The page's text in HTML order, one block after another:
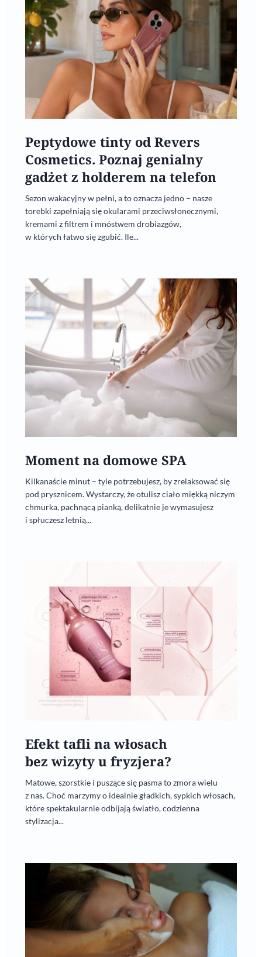
Peptydowe tinty od Revers
Cosmetics. Poznaj genialny
gadżet z holderem na telefon
Sezon wakacyjny w pełni, a to oznacza jedno – nasze
torebki zapełniają się okularami przeciwsłonecznymi,
kremami z filtrem i mnóstwem drobiazgów,
w których łatwo się zgubić. Ile...
Moment na domowe SPA
Kilkanaście minut – tyle potrzebujesz, by zrelaksować się
pod prysznicem. Wystarczy, że otulisz ciało miękką niczym
chmurka, pachnącą pianką, delikatnie je wymasujesz
i spłuczesz letnią...
Efekt tafli na włosach
bez wizyty u fryzjera?
Matowe, szorstkie i puszące się pasma to zmora wielu
z nas. Choć marzymy o idealnie gładkich, sypkich włosach,
które spektakularnie odbijają światło, codzienna
stylizacja...